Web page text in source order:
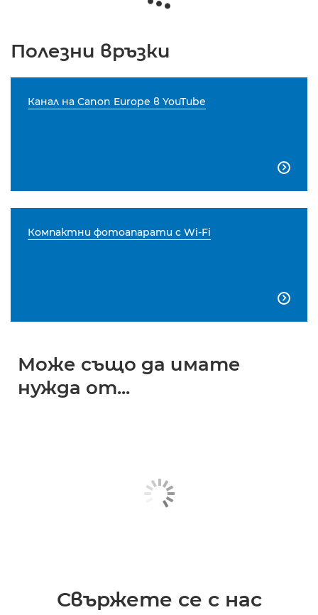
Полезни връзки
Канал на Canon Europe в YouTube

Компактни фотоапарати с Wi-Fi

Може също да имате
нужда от...
Свържете се с нас